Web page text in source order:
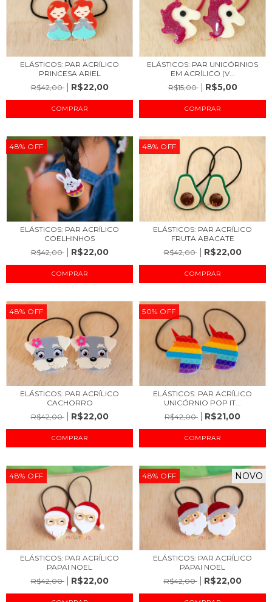
ELÁSTICOS: PAR ACRÍLICO
PRINCESA ARIEL
R$42,00
R$22,00
ELÁSTICOS: PAR UNICÓRNIOS
EM ACRÍLICO (V...
R$15,00
R$5,00
COMPRAR
48% OFF
ELÁSTICOS: PAR ACRÍLICO
COELHINHOS
R$42,00
R$22,00
48% OFF
ELÁSTICOS: PAR ACRÍLICO
FRUTA ABACATE
R$42,00
R$22,00
48% OFF
ELÁSTICOS: PAR ACRÍLICO
CACHORRO
R$42,00
R$22,00
50% OFF
ELÁSTICOS: PAR ACRÍLICO
UNICÓRNIO POP IT...
R$42,00
R$21,00
48% OFF
ELÁSTICOS: PAR ACRÍLICO
PAPAI NOEL
R$42,00
R$22,00
48% OFF NOVO
ELÁSTICOS: PAR ACRÍLICO
PAPAI NOEL
R$42,00
R$22,00